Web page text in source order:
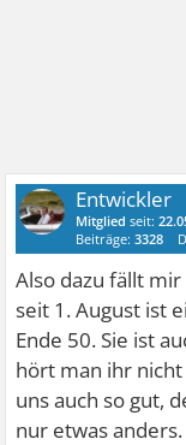
Entwickler
Mitglied seit:
Beiträge:3328
Also dazu fällt
seit 1. August ist
Ende 50. Sie ist
hört man ihr
uns auch so gut,
nur etwas anders.